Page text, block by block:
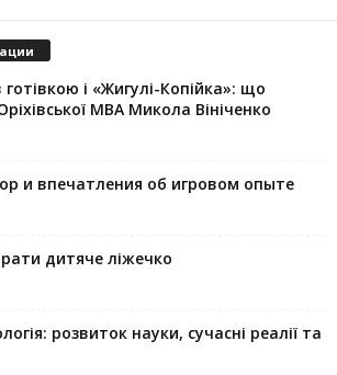
і «Жигулі-Копійка»: що
МВА Микола Вініченко
и впечатления об игровом опыте
дитяче ліжечко
розвиток науки, сучасні реалії та